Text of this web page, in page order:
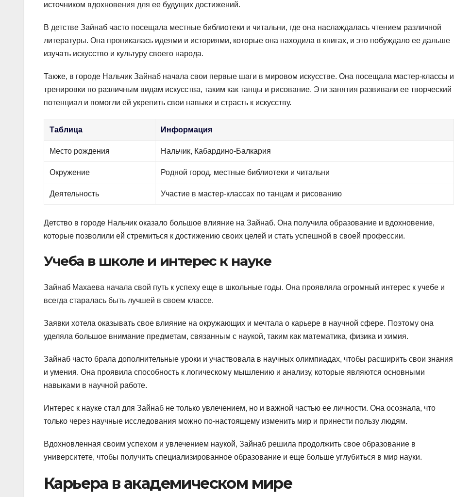
источником вдохновения для ее будущих достижений.
В детстве Зайнаб часто посещала местные библиотеки и читальни, где она наслаждалась чтением различной
литературы. Она проникалась идеями и историями, которые она находила в книгах, и это побуждало ее дальше
изучать искусство и культуру своего народа.
Также, в городе Нальчик Зайнаб начала свои первые шаги в мировом искусстве. Она посещала мастер-классы и
тренировки по различным видам искусства, таким как танцы и рисование. Эти занятия развивали ее творческий
потенциал и помогли ей укрепить свои навыки и страсть к искусству.
Таблица Информация
Место рождения Нальчик, Кабардино-Балкария
Окружение Родной город, местные библиотеки и читальни
Деятельность Участие в мастер-классах по танцам и рисованию
Детство в городе Нальчик оказало большое влияние на Зайнаб. Она получила образование и вдохновение,
которые позволили ей стремиться к достижению своих целей и стать успешной в своей профессии.
Учеба в школе и интерес к науке
Зайнаб Махаева начала свой путь к успеху еще в школьные годы. Она проявляла огромный интерес к учебе и
всегда старалась быть лучшей в своем классе.
Заявки хотела оказывать свое влияние на окружающих и мечтала о карьере в научной сфере. Поэтому она
уделяла большое внимание предметам, связанным с наукой, таким как математика, физика и химия.
Зайнаб часто брала дополнительные уроки и участвовала в научных олимпиадах, чтобы расширить свои знания
и умения. Она проявила способность к логическому мышлению и анализу, которые являются основными
навыками в научной работе.
Интерес к науке стал для Зайнаб не только увлечением, но и важной частью ее личности. Она осознала, что
только через научные исследования можно по-настоящему изменить мир и принести пользу людям.
Вдохновленная своим успехом и увлечением наукой, Зайнаб решила продолжить свое образование в
университете, чтобы получить специализированное образование и еще больше углубиться в мир науки.
Карьера в академическом мире